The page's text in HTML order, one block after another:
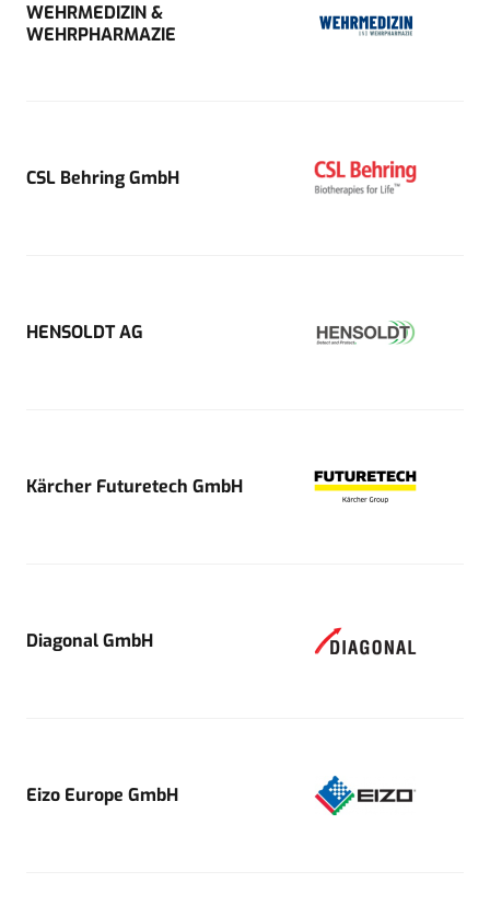
WEHRMEDIZIN &
WEHRPHARMAZIE
CSL Behring GmbH
HENSOLDT AG
Kärcher Futuretech GmbH
Diagonal GmbH
Eizo Europe GmbH